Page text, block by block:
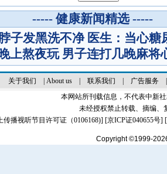
----- 健康新闻精选 -----
子发黑洗不净 医生：当心糖
上熬夜玩 男子连打几晚麻将
关于我们 About us| 联系我们 广告服务
本网站所刊载信息，不代表中新
未经授权禁止转载、摘编、
传播视听节目许可证（0106168)] [京ICP证040655号]
Copyright ©1999-